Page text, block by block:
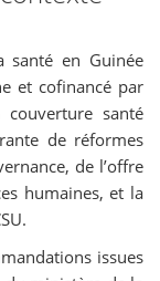
santé en Guinée
et cofinancé par
santé
de réformes
de l’offre
humaines, et la
issues